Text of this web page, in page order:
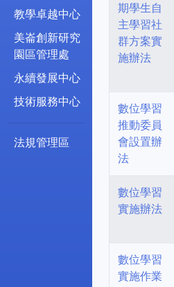
教學卓越中心
美崙創新研究
園區管理處
永續發展中心
技術服務中心
法規管理區
期學生自
主學習社
群方案實
施辦法
數位學習
推動委員
會設置辦
法
數位學習
實施辦法
數位學習
實施作業